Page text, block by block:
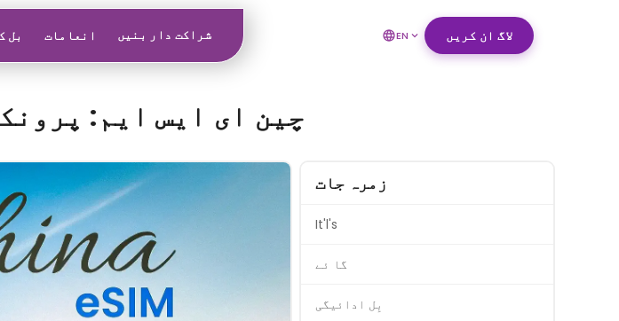
بل انعامات شراکت دار بنیں EN لاگ ان کریں
چین ای ایس ایم:
زمرہ جات
It'l's
گا ئے
بِل ادائیگی